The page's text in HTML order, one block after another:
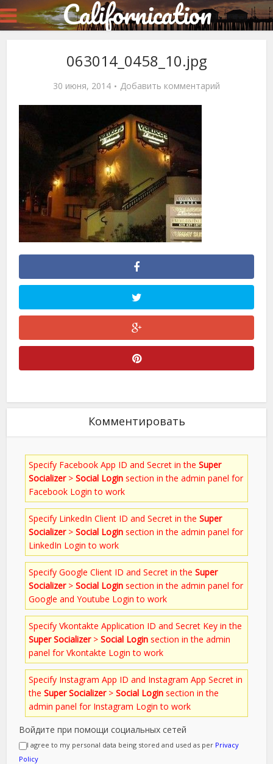
Californication
063014_0458_10.jpg
30 июня, 2014 Добавить комментарий
Комментировать
Specify Facebook App ID and Secret in theSuper
Socializer>Social Login section in the admin panel for
Facebook Login to work
Specify LinkedIn Client ID and Secret in theSuper
Socializer>Social Login section in the admin panel for
LinkedIn Login to work
Specify Google Client ID and Secret in theSuper
Socializer>Social Login section in the admin panel for
Google and Youtube Login to work
Specify Vkontakte Application ID and Secret Key in the
Super Socializer>Social Login section in the admin
panel for Vkontakte Login to work
Specify Instagram App ID and Instagram App Secret in
theSuper Socializer>Social Login section in the
admin panel for Instagram Login to work
Войдите при помощи социальных сетей
I agree to my personal data being stored and used as per Privacy
Policy